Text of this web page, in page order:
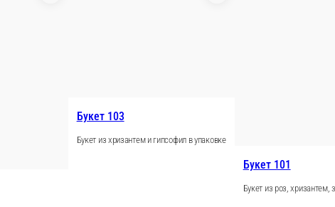
Букет 103
Букет из хризантем и